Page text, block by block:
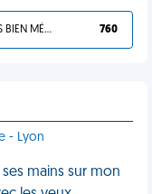
TU L'AS BIEN MÉRITÉ 760
- Lyon
mains sur mon